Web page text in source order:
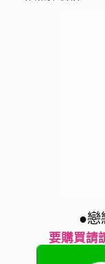
●戀
要購買請